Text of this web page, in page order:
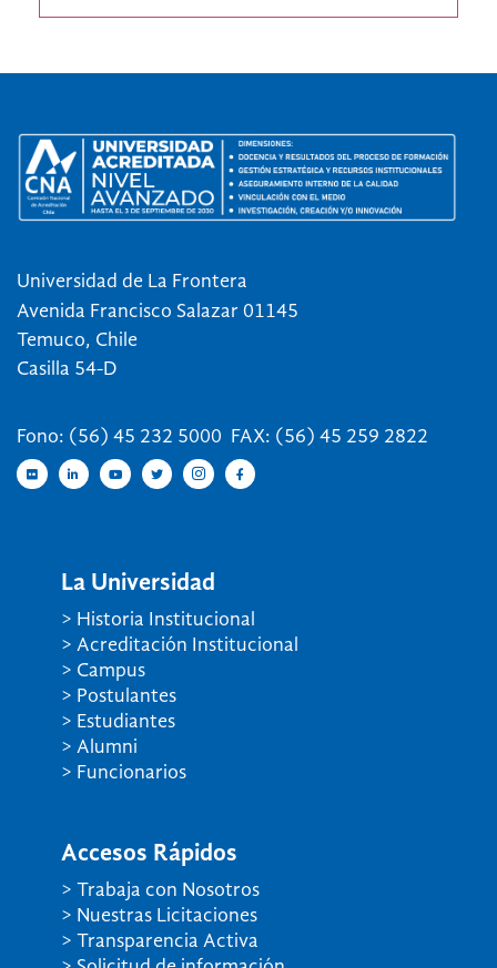
Universidad de La Frontera
Avenida Francisco Salazar 01145
Temuco, Chile
Casilla 54-D
Fono: (56) 45 232 5000 FAX: (56) 45 259 2822
La Universidad
> Historia Institucional
> Acreditación Institucional
> Campus
> Postulantes
> Estudiantes
> Alumni
> Funcionarios
Accesos Rápidos
> Trabaja con Nosotros
> Nuestras Licitaciones
> Transparencia Activa